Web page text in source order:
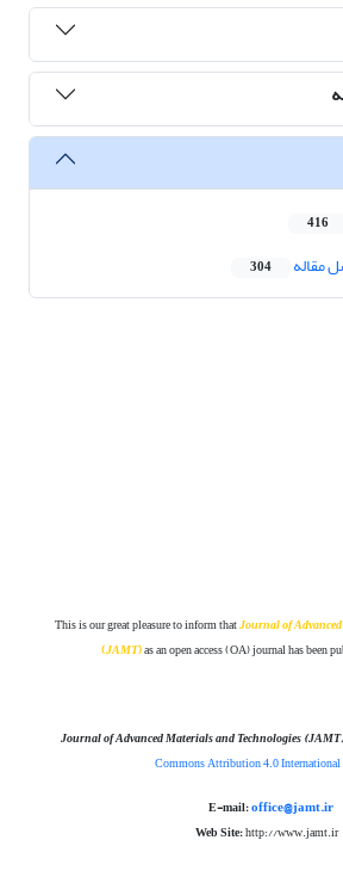
416
مقاله 304
This is our great pleasure to inform thatJournal of
(JAMT)as an open access (OA) journal has been
Journal of Advanced Materials and Technologies
Commons Attribution 4.0 International
E-mail:office@jamt.ir
Web Site:http://www.jamt.ir